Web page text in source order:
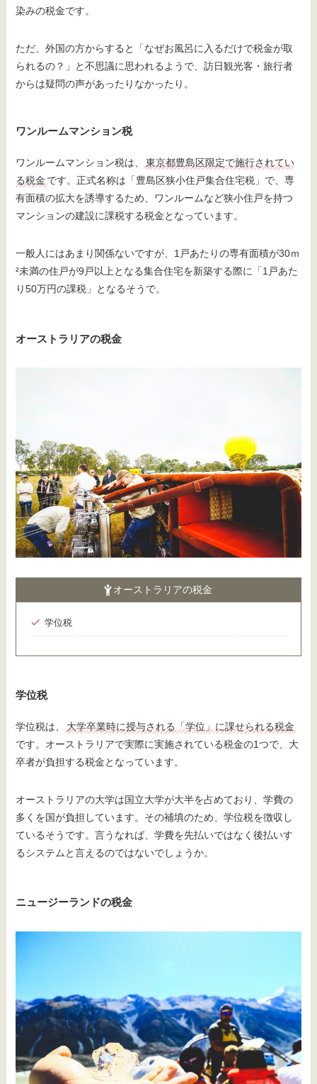
染みの税金です。
ただ、外国の方からすると「なぜお風呂に入るだけで税金が取
られるの？」と不思議に思われるようで、訪日観光客・旅行者
からは疑問の声があったりなかったり。
ワンルームマンション税
ワンルームマンション税は、
東京都豊島区限定で施行されてい
る税金 です。正式名称は「豊島区狭小住戸集合住宅税」で、専
有面積の拡大を誘導するため、ワンルームなど狭小住戸を持つ
マンションの建設に課税する税金となっています。
一般人にはあまり関係ないですが、1戸あたりの専有面積が30ｍ
²未満の住戸が9戸以上となる集合住宅を新築する際に「1戸あた
り50万円の課税」となるそうで。
オーストラリアの税金
オーストラリアの税金
学位税
学位税
学位税は、
大学卒業時に授与される「学位」に課せられる税金
です。オーストラリアで実際に実施されている税金の1つで、大
卒者が負担する税金となっています。
オーストラリアの大学は国立大学が大半を占めており、学費の
多くを国が負担しています。その補填のため、学位税を徴収し
ているそうです。言うなれば、学費を先払いではなく後払いす
るシステムと言えるのではないでしょうか。
ニュージーランドの税金